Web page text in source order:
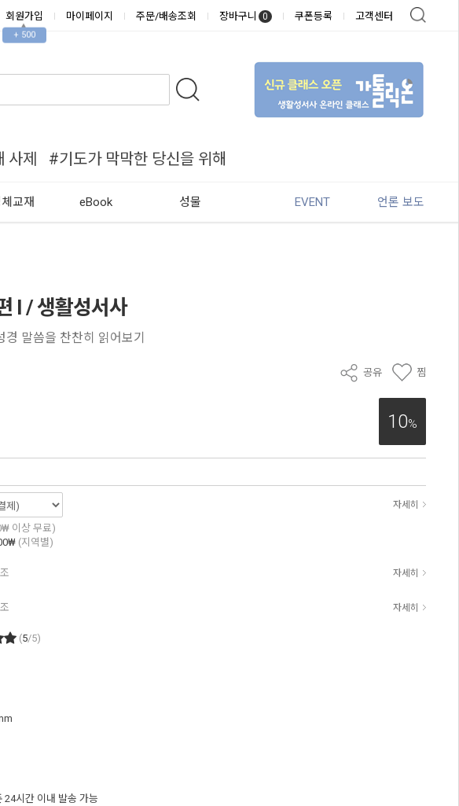
회원가입
▲
+ 500
마이페이지 주문/배송조회 장바구니 0 쿠폰등록 고객센터
사제 #기도가 막막한 당신을 위해
교재 eBook 성물 EVENT 언론 보도
I / 생활성서사
말씀을 찬찬히 읽어보기
공유 찜
10%
자세히
이상 무료)
(지역별)
자세히
자세히
(5/5)
24시간 이내 발송 가능